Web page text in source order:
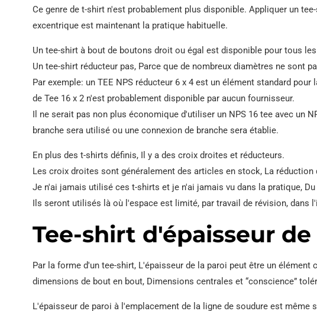
Ce genre de t-shirt n'est probablement plus disponible. Appliquer un
excentrique est maintenant la pratique habituelle.
Un tee-shirt à bout de boutons droit ou égal est disponible pour tous
Un tee-shirt réducteur pas, Parce que de nombreux diamètres ne sont
Par exemple: un TEE NPS réducteur 6 x 4 est un élément standard
de Tee 16 x 2 n'est probablement disponible par aucun fournisseur.
Il ne serait pas non plus économique d'utiliser un NPS 16 tee avec un
branche sera utilisé ou une connexion de branche sera établie.
En plus des t-shirts définis, Il y a des croix droites et réducteurs.
Les croix droites sont généralement des articles en stock, La
Je n'ai jamais utilisé ces t-shirts et je n'ai jamais vu dans la pratique,
Ils seront utilisés là où l'espace est limité, par travail de révision, dans
Tee-shirt d'épaisseur
Par la forme d'un tee-shirt, L'épaisseur de la paroi peut être un
dimensions de bout en bout, Dimensions centrales et “conscience”
L'épaisseur de paroi à l'emplacement de la ligne de soudure est même